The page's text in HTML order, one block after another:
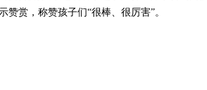
赏，称赞孩子们“很棒、很厉害”。